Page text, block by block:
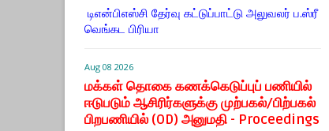
டிஎன்​பிஎஸ்சி தேர்வு கட்​டுப்​பாட்டு அலு​வலர் ப.ஸ்ரீ
வெங்கட பிரியா
Aug 08 2026
மக்கள் தொகை கணக்கெடுப்புப் பணியில்
ஈடுபடும் ஆசிரிர்களுக்கு முற்பகல்/பிற்பகல்
பிறபணியில் (OD) அனுமதி - Proceedings